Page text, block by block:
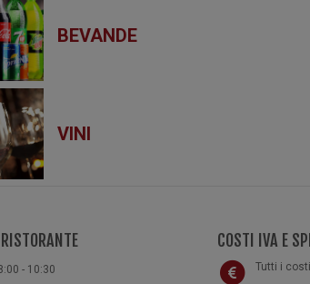
BEVANDE
VINI
- 10:30
COSTI IVA E
Tutti i